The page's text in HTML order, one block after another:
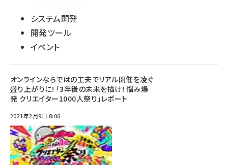
システム開発
開発ツール
イベント
オンラインならではの工夫でリアル開催を凌ぐ
盛り上がりに! 「3年後の未来を描け! 悩み爆
発 クリエイター1000人祭り」レポート
2021年2月9日 8:06